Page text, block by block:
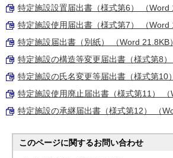
特定施設設置届出書（様式第6） （Word
特定施設使用届出書（様式第7） （Word
特定施設届出書（別紙） （Word 21.8KB）
特定施設の構造等変更届出書（様式第8）
特定施設の氏名変更等届出書（様式第10
特定施設使用廃止届出書（様式第11） （
特定施設の承継届出書（様式第12） （
このページに関するお問い合わせ